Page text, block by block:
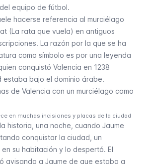
equipo de fútbol.
hacerse referencia al murciélago
(La rata que vuela) en antiguos
La razón por la que se ha
como símbolo es por una leyenda
conquistó Valencia en 1238
estaba bajo el dominio árabe.
en muchas incisiones y placas de la ciudad
historia, una noche, cuando Jaume
conquistar la ciudad, un
su habitación y lo despertó. El
avisando a Jaume de que estaba a